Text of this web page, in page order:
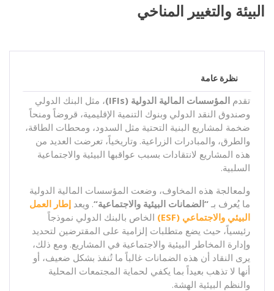
البيئة والتغيير المناخي
نظرة عامة
تقدم المؤسسات المالية الدولية (IFIs)
، مثل البنك الدولي
وصندوق النقد الدولي وبنوك التنمية الإقليمية، قروضاً ومنحاً
ضخمة لمشاريع البنية التحتية مثل السدود، ومحطات الطاقة،
والطرق، والمبادرات الزراعية. وتاريخياً، تعرضت العديد من
هذه المشاريع لانتقادات بسبب عواقبها البيئية والاجتماعية
السلبية.
ولمعالجة هذه المخاوف، وضعت المؤسسات المالية الدولية
ما يُعرف بـ “الضمانات البيئية والاجتماعية“. ويعد إطار العمل
البيئي والاجتماعي (ESF)
الخاص بالبنك الدولي نموذجاً
رئيسياً، حيث يضع متطلبات إلزامية على المقترضين لتحديد
وإدارة المخاطر البيئية والاجتماعية في المشاريع. ومع ذلك،
يرى النقاد أن هذه الضمانات غالباً ما تُنفذ بشكل ضعيف، أو
أنها لا تذهب بعيداً بما يكفي لحماية المجتمعات المحلية
والنظم البيئية الهشة.